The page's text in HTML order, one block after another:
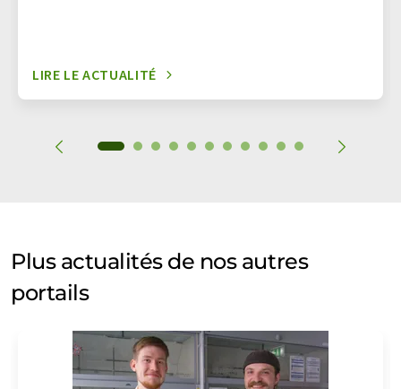
LIRE LE ACTUALITÉ
Plus actualités de nos autres
portails